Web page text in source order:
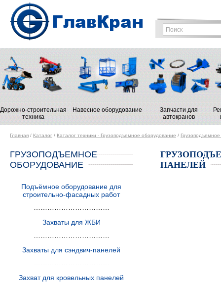
Дорожно-строительная
техника
Навесное оборудование
Запчасти для
автокранов
Главная / Каталог / Каталог техники - Грузоподъемное оборудование /
ГРУЗОПОДЪЕМНОЕ
ОБОРУДОВАНИЕ
Подъёмное оборудование для
строительно-фасадных работ
Захваты для ЖБИ
Захваты для сэндвич-панелей
Захват для кровельных панелей
ПАНЕЛЕЙ